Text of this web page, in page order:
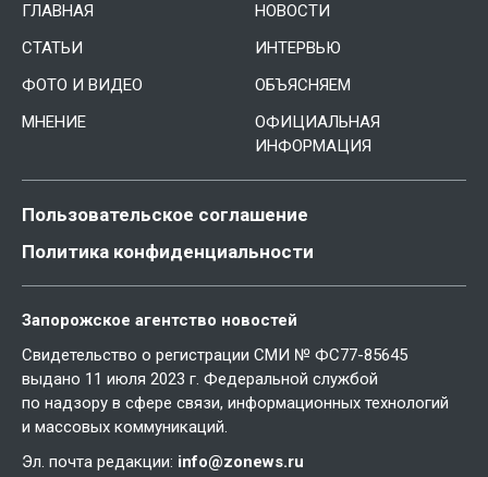
ГЛАВНАЯ
НОВОСТИ
СТАТЬИ
ИНТЕРВЬЮ
ФОТО И ВИДЕО
ОБЪЯСНЯЕМ
МНЕНИЕ
ОФИЦИАЛЬНАЯ
ИНФОРМАЦИЯ
Пользовательское соглашение
Политика конфиденциальности
Запорожское агентство новостей
Свидетельство о регистрации СМИ № ФС77-85645
выдано 11 июля 2023 г. Федеральной службой
по надзору в сфере связи, информационных технологий
и массовых коммуникаций.
Эл. почта редакции: info@zonews.ru